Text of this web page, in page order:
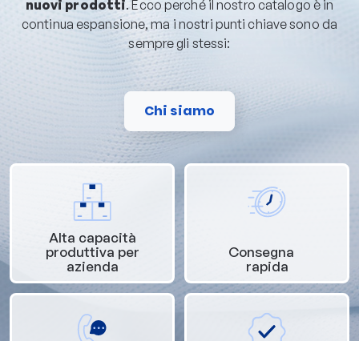
nuovi prodotti. Ecco perché il nostro catalogo è in
continua espansione, ma i nostri punti chiave sono da
sempre gli stessi:
Chi siamo
Alta capacità
produttiva per
azienda
Consegna
rapida